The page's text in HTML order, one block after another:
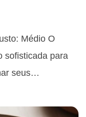
Médio O
sofisticada para
seus…